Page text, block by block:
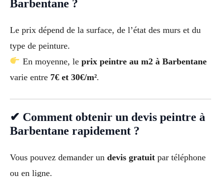
Barbentane ?
Le prix dépend de la surface, de l’état des murs et du
type de peinture.
En moyenne, le prix peintre au m2 à Barbentane
varie entre 7€ et 30€/m².
✔ Comment obtenir un devis peintre à
Barbentane rapidement ?
Vous pouvez demander un devis gratuit par téléphone
ou en ligne.